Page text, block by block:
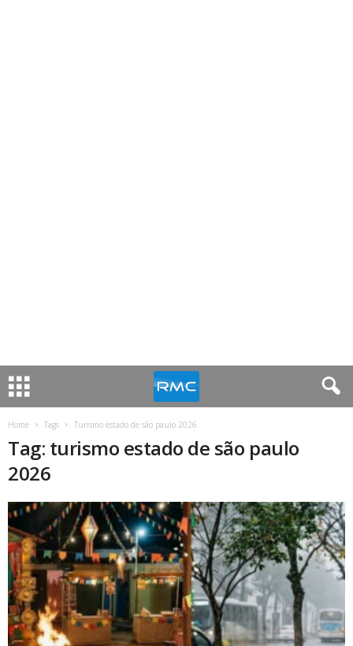
Home Tags Turismo estado de são paulo 2026
Tag: turismo estado de são paulo
2026